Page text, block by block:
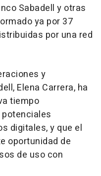
Sabadell y otras
ya por 37
por una red
y
Elena Carrera, ha
tiempo
digitales, y que el
oportunidad de
de uso con